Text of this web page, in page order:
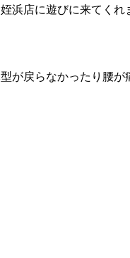
浜店に遊びに来てく
が戻らなかったり腰が